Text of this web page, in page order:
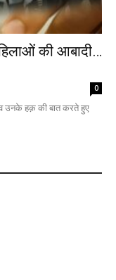
की आबादी…
0
उनके हक़ की बात करते हुए